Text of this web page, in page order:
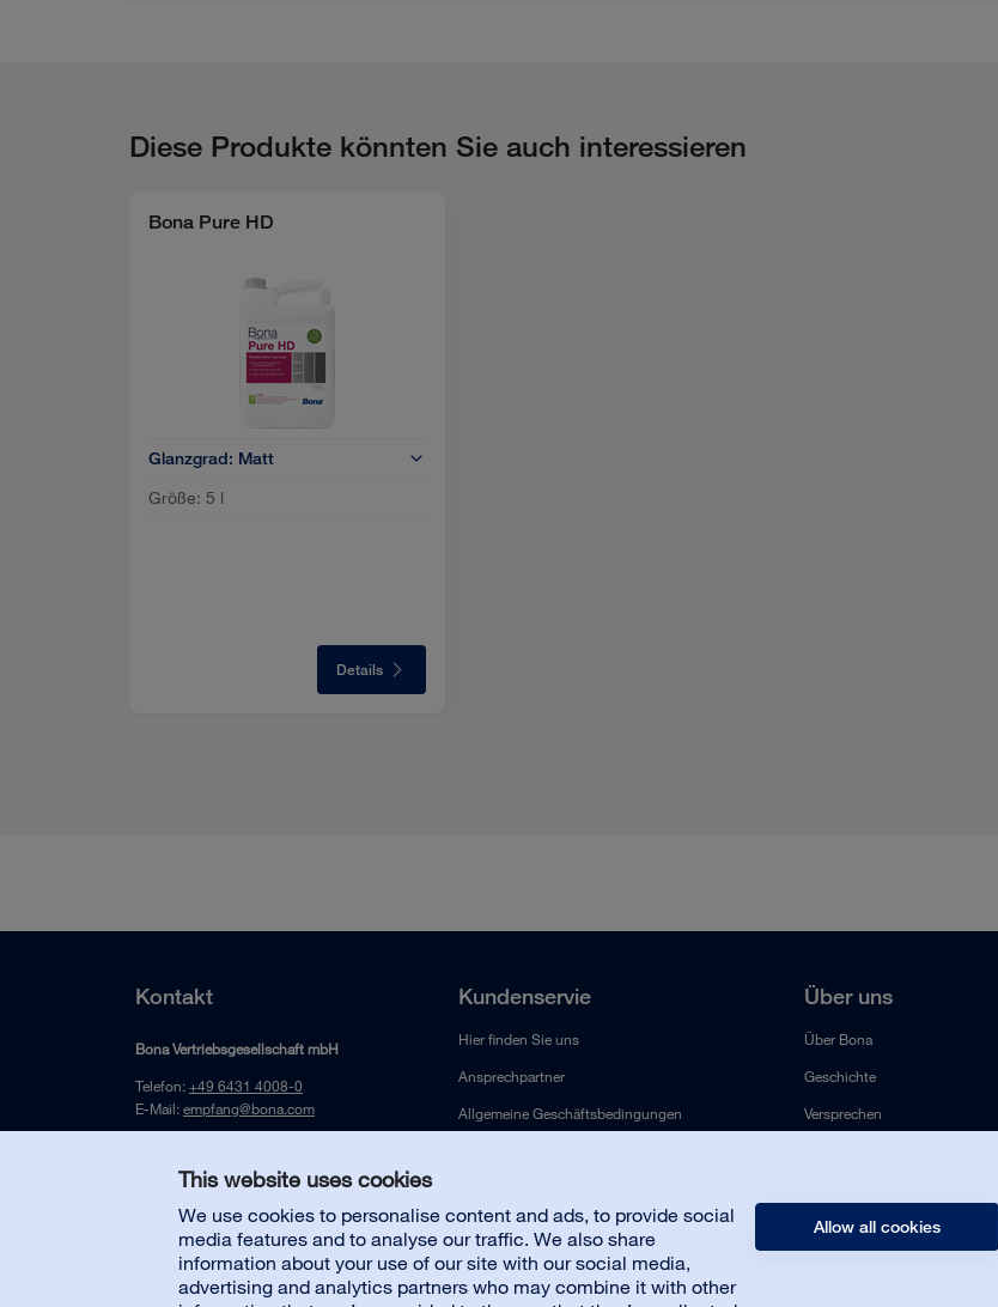
This website uses cookies
We use cookies to personalise content and ads, to provide social
media features and to analyse our traffic. We also share
information about your use of our site with our social media,
advertising and analytics partners who may combine it with other
Allow all cookies
Diese Produkte könnten Sie auch interessieren
Bona Pure HD
Glanzgrad:
Matt
Größe:
5 l
Details
Kontakt
Bona Vertriebsgesellschaft mbH
Telefon:+49 6431 4008-0
E-Mail:empfang@bona.com
D-65549 Limburg/Lahn
Deutschland
Kundenservie
Hier finden Sie uns
Ansprechpartner
Allgemeine Geschäftsbedingungen
Über uns
Über Bona
Geschichte
Versprechen
Presse